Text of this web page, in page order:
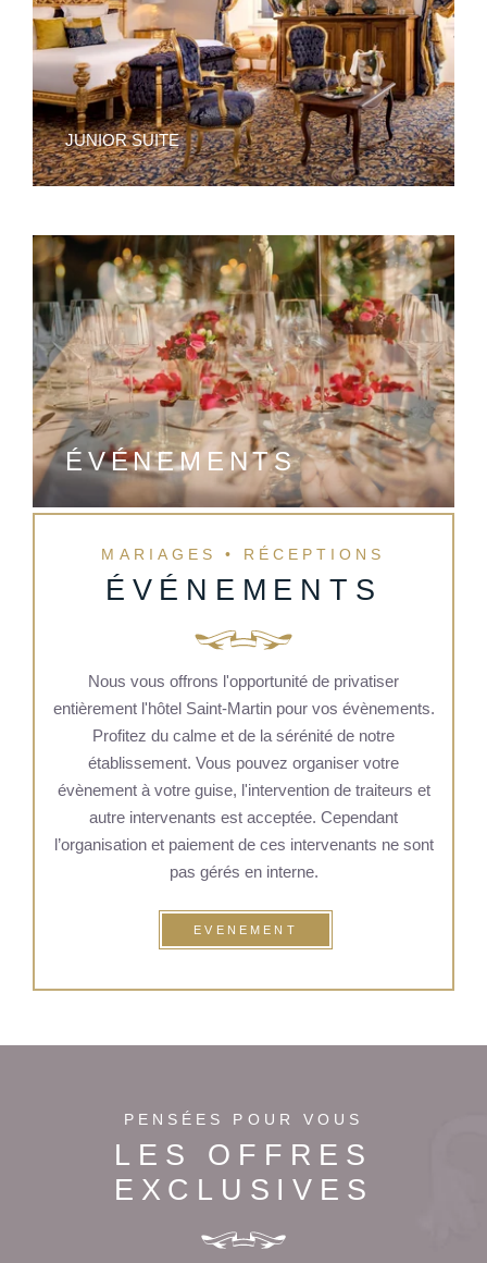
JUNIOR SUITE
ÉVÉNEMENTS
MARIAGES • RÉCEPTIONS
ÉVÉNEMENTS
Nous vous offrons l'opportunité de privatiser
entièrement l'hôtel Saint-Martin pour vos évènements.
Profitez du calme et de la sérénité de notre
établissement. Vous pouvez organiser votre
évènement à votre guise, l'intervention de traiteurs et
autre intervenants est acceptée. Cependant
l’organisation et paiement de ces intervenants ne sont
pas gérés en interne.
EVENEMENT
PENSÉES POUR VOUS
LES OFFRES
EXCLUSIVES